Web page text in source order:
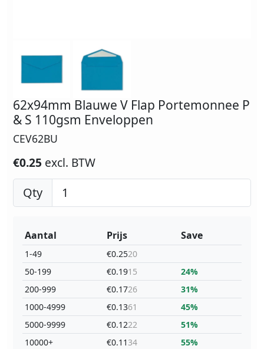
62x94mm Blauwe V Flap Portemonnee P
& S 110gsm Enveloppen
CEV62BU
€0.25 excl. BTW
Qty
Aantal
1-49
50-199
200-999
1000-4999
5000-9999
10000+
Prijs
€0.2520
€0.1915
€0.1726
€0.1361
€0.1222
€0.1134
Save
24%
31%
45%
51%
55%